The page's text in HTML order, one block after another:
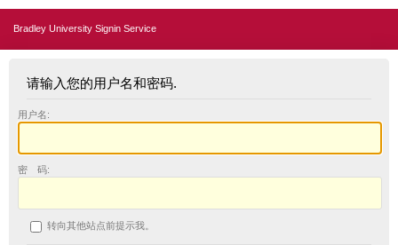
Bradley University Signin Service
请输入您的用户名和密码.
用户名:
密 码:
转向其他站点前提示我。